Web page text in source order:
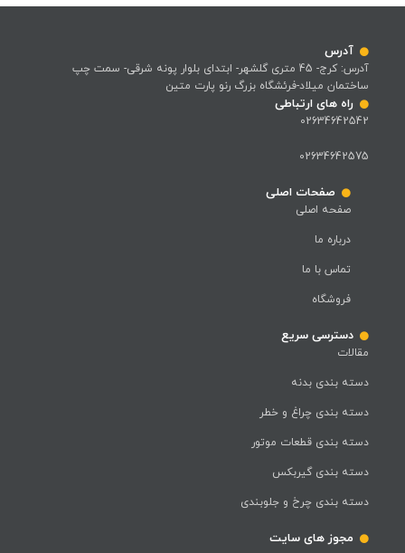
آدرس
آدرس: کرج- 45 متری گلشهر- ابتدای بلوار پونه شرقی- سمت چپ
ساختمان میلاد-فرئشگاه بزرگ رنو پارت متین
راه های ارتباطی
02634642542
02634642575
صفحات اصلی
صفحه اصلی
درباره ما
تماس با ما
فروشگاه
دسترسی سریع
مقالات
دسته بندی بدنه
دسته بندی چراغ و خطر
دسته بندی قطعات موتور
دسته بندی گیربکس
دسته بندی چرخ و جلوبندی
مجوز های سایت